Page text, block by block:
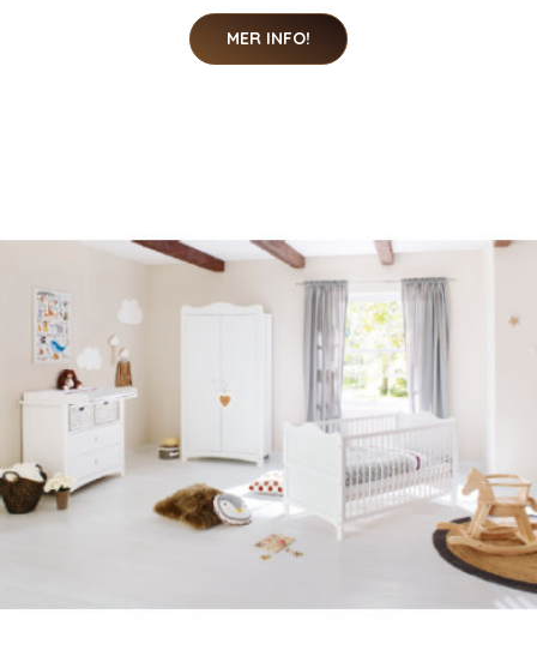
MER INFO!